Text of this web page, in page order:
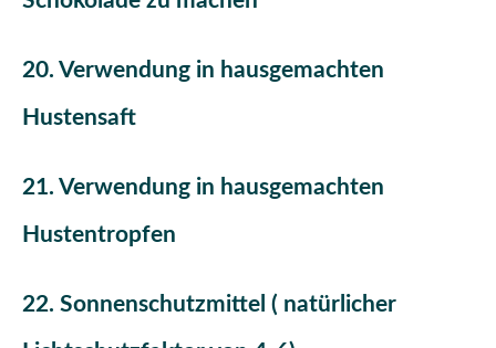
20. Verwendung in hausgemachten
Hustensaft
21. Verwendung in hausgemachten
Hustentropfen
22. Sonnenschutzmittel ( natürlicher